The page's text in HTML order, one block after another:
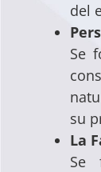
del
Se
su
La
Se